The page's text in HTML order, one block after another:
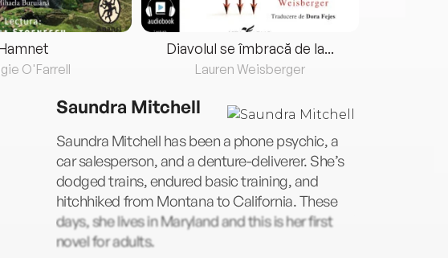
O'Farrell
Diavolul se îmbracă de la...
Lauren Weisberger
Saundra Mitchell
Saundra Mitchell has been a phone psychic, a
car salesperson, and a denture-deliverer. She’s
dodged trains, endured basic training, and
hitchhiked from Montana to California. These
days, she lives in Maryland and this is her first
novel for adults.